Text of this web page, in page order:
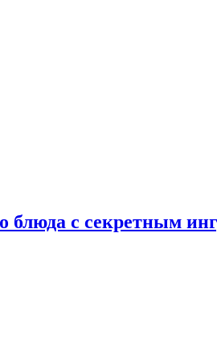
блюда с секретным